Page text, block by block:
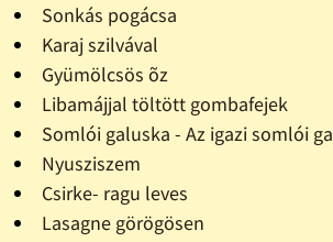
Sonkás pogácsa
Karaj szilvával
Gyümölcsös õz
Libamájjal töltött gombafejek
Somlói galuska - Az igazi somlói
Nyusziszem
Csirke- ragu leves
Lasagne görögösen